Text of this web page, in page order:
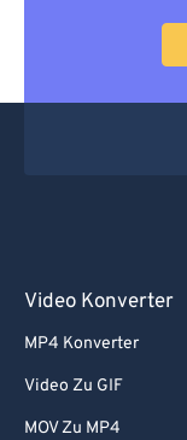
Video Konverter
MP4 Konverter
Video Zu GIF
MOV Zu MP4